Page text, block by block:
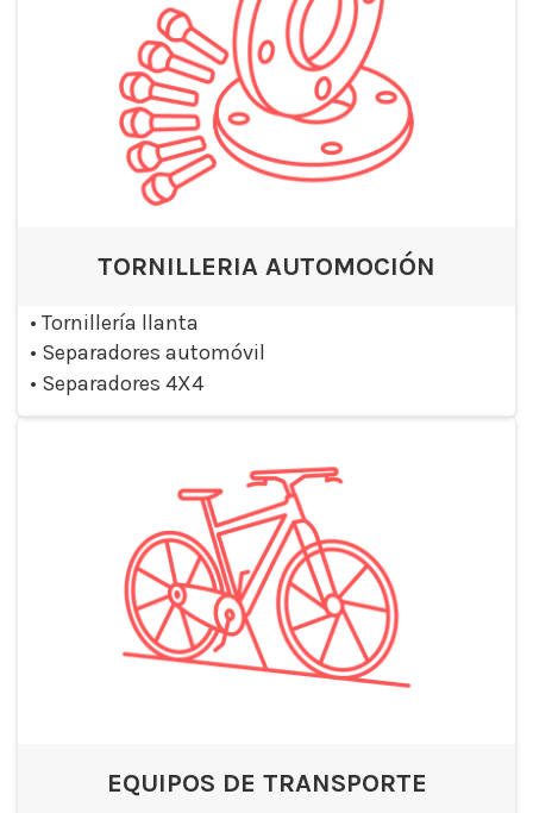
TORNILLERIA AUTOMOCIÓN
• Tornillería llanta
• Separadores automóvil
• Separadores 4X4
EQUIPOS DE TRANSPORTE